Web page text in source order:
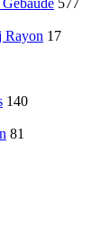
577
Rayon 17
140
81